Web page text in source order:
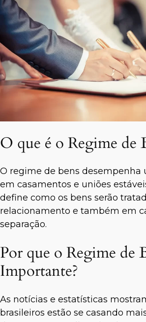
O que é o Regime de
O regime de bens desempenha
em casamentos e uniões
define como os bens serão
relacionamento e também em
separação.
Por que o Regime de
Importante?
As notícias e estatísticas
brasileiros estão se casando